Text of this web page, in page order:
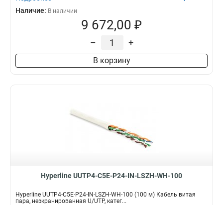
Наличие: В наличии
9 672,00 ₽
– +
В корзину
Hyperline UUTP4-C5E-P24-IN-LSZH-WH-100
Hyperline UUTP4-C5E-P24-IN-LSZH-WH-100 (100 м) Кабель витая
пара, неэкранированная U/UTP, катег...